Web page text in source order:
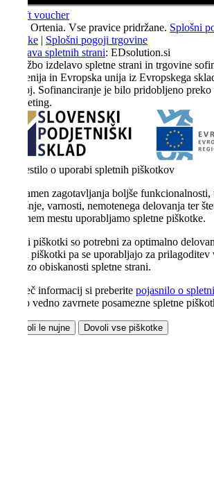
2026 Ortenia. Vse pravice pridržane. Splošni
politike | Splošni pogoji trgovine
Izdelava spletnih strani: EDsolution.si
Naložbo izdelavo spletne strani in trgovine
Slovenija in Evropska unija iz Evropskega
razvoj. Sofinanciranje je bilo pridobljeno
marketing.
Obvestilo o uporabi spletnih piškotkov
Za namen zagotavljanja boljše
izkušnje, varnosti, nemotenega delovanja ter
spletnem mestu uporabljamo spletne piškotke.
Nujni piškotki so potrebni za optimalno
ostali piškotki pa se uporabljajo za
analizo obiskanosti spletne strani.
Za več informacij si preberite pojasnilo o
lahko vedno zavrnete posamezne spletne
Dovoli le nujne Dovoli vse piškotke